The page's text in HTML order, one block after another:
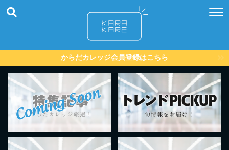
からだカレッジ会員登録はこちら